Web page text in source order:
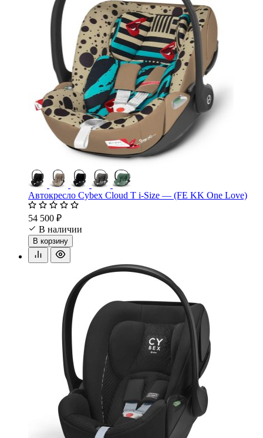
Автокресло Cybex Cloud T i-Size — (FE KK One Love)
54 500 ₽
В наличии
В корзину